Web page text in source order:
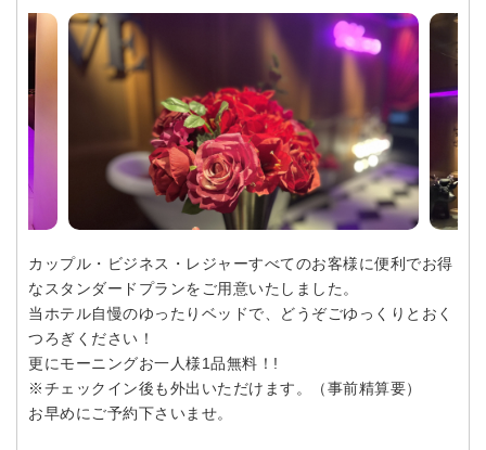
カップル・ビジネス・レジャーすべてのお客様に便利でお得
なスタンダードプランをご用意いたしました。
当ホテル自慢のゆったりベッドで、どうぞごゆっくりとおく
つろぎください！
更にモーニングお一人様1品無料！!
※チェックイン後も外出いただけます。（事前精算要）
お早めにご予約下さいませ。